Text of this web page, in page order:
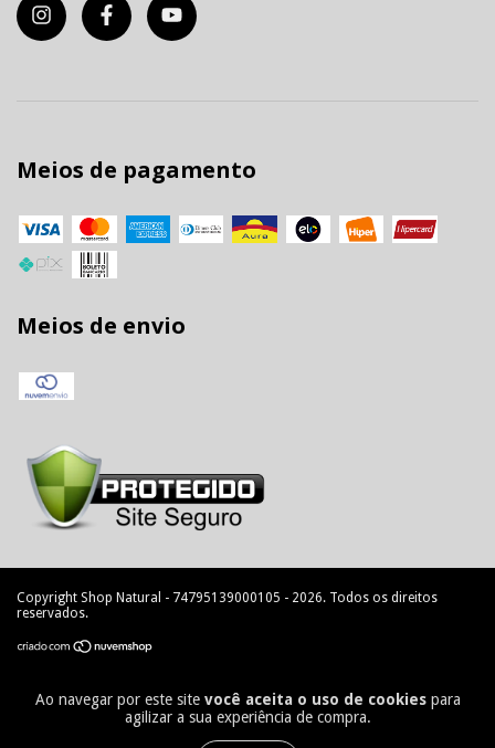
Ao navegar por este site você aceita o uso de cookiespara
agilizar a sua experiência de compra.
Meios de pagamento
Meios de envio
Copyright Shop Natural - 74795139000105 - 2026. Todos os direitos
reservados.